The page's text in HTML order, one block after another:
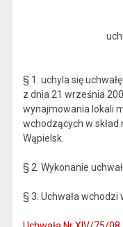
§ 1. uchyla się
z dnia 21 września
wynajmowania lokali
wchodzących w
Wąpielsk.
§ 2. Wykonanie
§ 3. Uchwała wchodzi